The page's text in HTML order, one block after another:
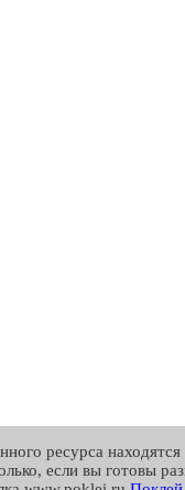
ресурса
если вы готовы